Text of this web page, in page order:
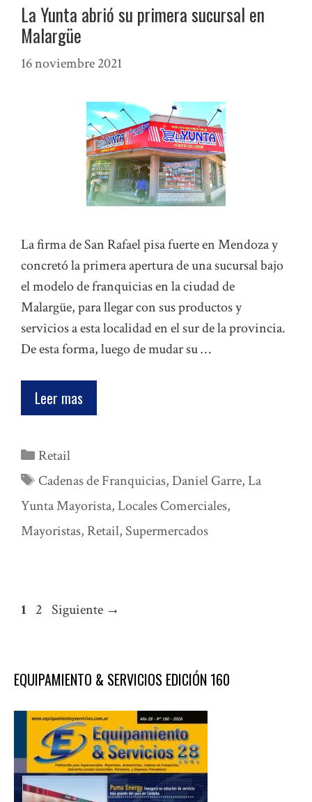
La Yunta abrió su primera sucursal en
Malargüe
16 noviembre 2021
La firma de San Rafael pisa fuerte en Mendoza y
concretó la primera apertura de una sucursal bajo
el modelo de franquicias en la ciudad de
Malargüe, para llegar con sus productos y
servicios a esta localidad en el sur de la provincia.
De esta forma, luego de mudar su …
Leer mas
Categorías
Retail
Etiquetas
Cadenas de Franquicias,Daniel Garre,La
Yunta Mayorista,Locales Comerciales,
Mayoristas, Retail, Supermercados
Página
1 Página
2 Siguiente →
EQUIPAMIENTO & SERVICIOS EDICIÓN 160